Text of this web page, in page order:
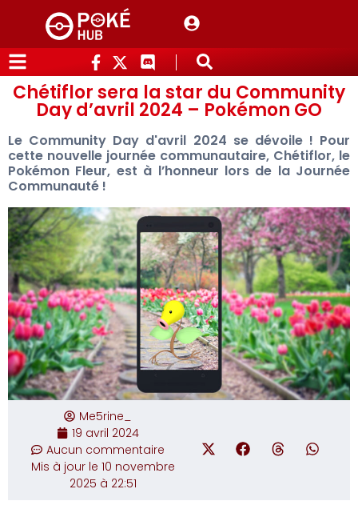
Chétiflor sera la star du Community
Day d’avril 2024 – Pokémon GO
Le Community Day d'avril 2024 se dévoile ! Pour
cette nouvelle journée communautaire, Chétiflor, le
Pokémon Fleur, est à l’honneur lors de la Journée
Communauté !
Me5rine_
19 avril 2024
Aucun commentaire
Mis à jour le 10 novembre
2025 à 22:51